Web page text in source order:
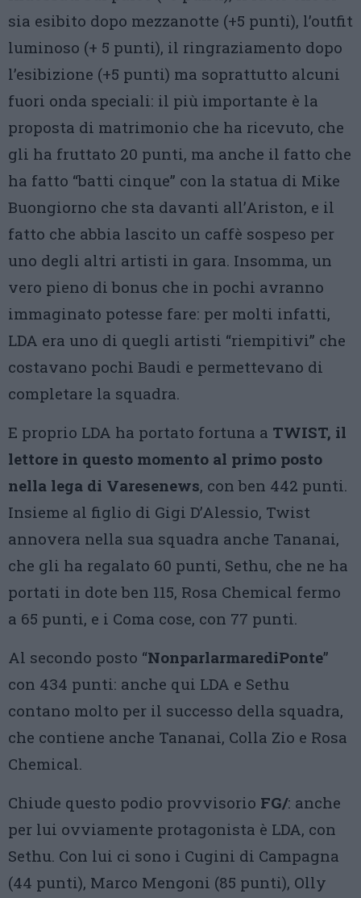
sia esibito dopo mezzanotte (+5 punti), l’outfit
luminoso (+ 5 punti), il ringraziamento dopo
l’esibizione (+5 punti) ma soprattutto alcuni
fuori onda speciali: il più importante è la
proposta di matrimonio che ha ricevuto, che
gli ha fruttato 20 punti, ma anche il fatto che
ha fatto “batti cinque” con la statua di Mike
Buongiorno che sta davanti all’Ariston, e il
fatto che abbia lascito un caffè sospeso per
uno degli altri artisti in gara. Insomma, un
vero pieno di bonus che in pochi avranno
immaginato potesse fare: per molti infatti,
LDA era uno di quegli artisti “riempitivi” che
costavano pochi Baudi e permettevano di
completare la squadra.
E proprio LDA ha portato fortuna a TWIST, il
lettore in questo momento al primo posto
nella lega di Varesenews, con ben 442 punti.
Insieme al figlio di Gigi D’Alessio, Twist
annovera nella sua squadra anche Tananai,
che gli ha regalato 60 punti, Sethu, che ne ha
portati in dote ben 115, Rosa Chemical fermo
a 65 punti, e i Coma cose, con 77 punti.
Al secondo posto “NonparlarmarediPonte”
con 434 punti: anche qui LDA e Sethu
contano molto per il successo della squadra,
che contiene anche Tananai, Colla Zio e Rosa
Chemical.
Chiude questo podio provvisorio FG/: anche
per lui ovviamente protagonista è LDA, con
Sethu. Con lui ci sono i Cugini di Campagna
(44 punti), Marco Mengoni (85 punti), Olly